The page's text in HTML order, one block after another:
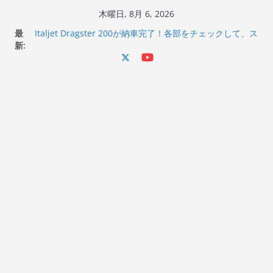
木曜日, 8月 6, 2026
最
新:
コーナリングが楽しくなった
マホホルダー付けて、ガラスコーティング行って来た